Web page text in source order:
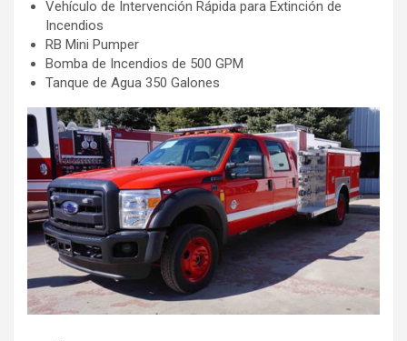
Vehículo de Intervención Rápida para Extinción de
Incendios
RB Mini Pumper
Bomba de Incendios de 500 GPM
Tanque de Agua 350 Galones